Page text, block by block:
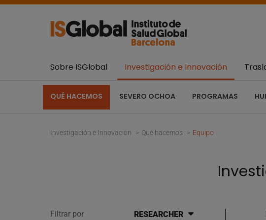
Sobre ISGlobal Investigación e Innovación
QUÉ HACEMOS SEVERO OCHOA PROGRAMAS
Investigación e Innovación Qué hacemos Equipo
Filtrar por RESEARCHER